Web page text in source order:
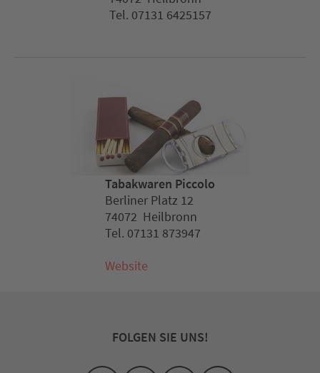
Tel. 07131 6425157
Tabakwaren Piccolo
Berliner Platz 12
74072 Heilbronn
Tel. 07131 873947
Website
FOLGEN SIE UNS!